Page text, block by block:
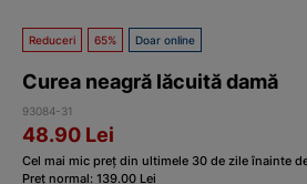
Reduceri 65% Doar online
Curea neagră lăcuită damă
93084-31
48.90 Lei
Cel mai mic preț din ultimele 30 de zile înainte
Preț normal: 139.00 Lei